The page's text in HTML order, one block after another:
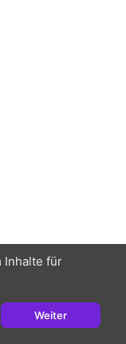
Inhalte für
Weiter